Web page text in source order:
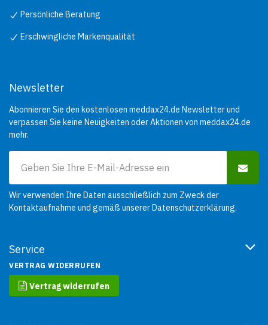
Persönliche Beratung
Erschwingliche Markenqualität
Service
VERTRAG WIDERRUFEN
Vertrag widerrufen
Newsletter
Abonnieren Sie den kostenlosen meddax24.de Newsletter und
verpassen Sie keine Neuigkeiten oder Aktionen von meddax24.de
mehr.
Wir verwenden Ihre Daten ausschließlich zum Zweck der
Kontaktaufnahme und gemäß unsererDatenschutzerklärung.